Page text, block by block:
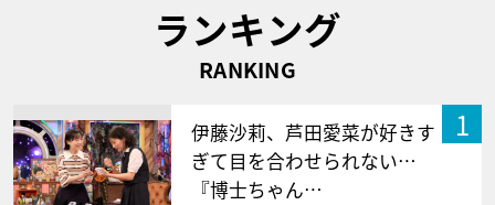
ランキング
RANKING
1
伊藤沙莉、芦田愛菜が好きす
ぎて目を合わせられない…
『博士ちゃん…